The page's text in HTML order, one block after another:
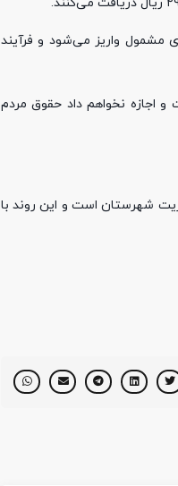
مشمول واریز می‌شود و فرآیند
اجازه نخواهم داد حقوق مردم
شهرستان است و این روند با